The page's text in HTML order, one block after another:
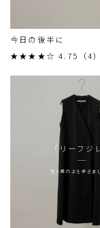
今日の後半に
★★★★☆ 4.75（4）
「リーフジ
落ち葉の上を歩きま